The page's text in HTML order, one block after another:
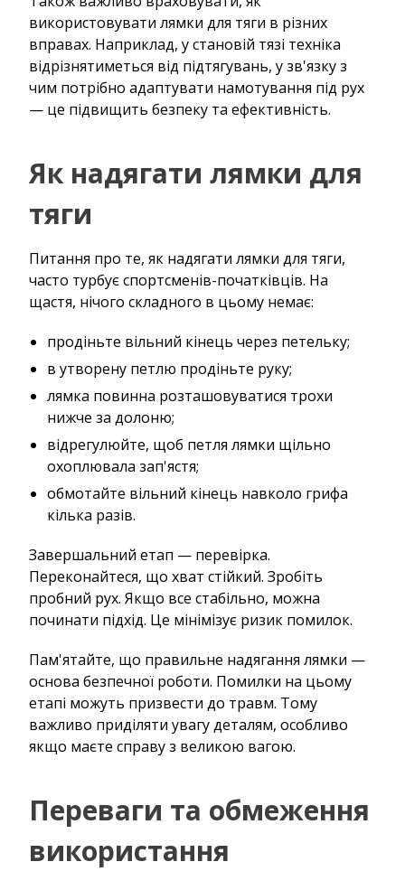
використовувати лямки для тяги в різних
вправах. Наприклад, у становій тязі техніка
відрізнятиметься від підтягувань, у зв'язку з
чим потрібно адаптувати намотування під рух
— це підвищить безпеку та ефективність.
Як надягати лямки для
тяги
Питання про те, як надягати лямки для тяги,
часто турбує спортсменів-початківців. На
щастя, нічого складного в цьому немає:
продіньте вільний кінець через петельку;
в утворену петлю продіньте руку;
лямка повинна розташовуватися трохи
нижче за долоню;
відрегулюйте, щоб петля лямки щільно
охоплювала зап'ястя;
обмотайте вільний кінець навколо грифа
кілька разів.
Завершальний етап — перевірка.
Переконайтеся, що хват стійкий. Зробіть
пробний рух. Якщо все стабільно, можна
починати підхід. Це мінімізує ризик помилок.
Пам'ятайте, що правильне надягання лямки —
основа безпечної роботи. Помилки на цьому
етапі можуть призвести до травм. Тому
важливо приділяти увагу деталям, особливо
якщо маєте справу з великою вагою.
Переваги та обмеження
використання